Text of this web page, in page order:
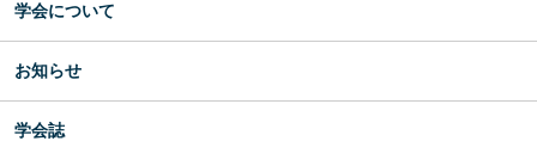
学会について
お知らせ
学会誌